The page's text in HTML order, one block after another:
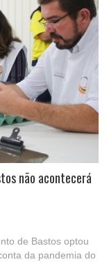
não acontecerá
de Bastos optou
da pandemia do